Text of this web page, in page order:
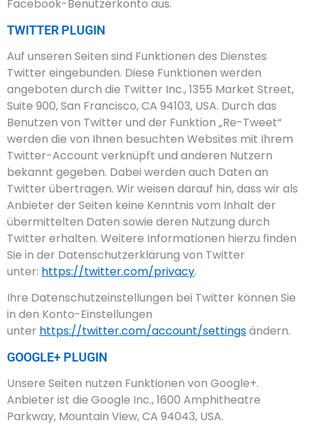
Facebook-Benutzerkonto aus.
TWITTER PLUGIN
Auf unseren Seiten sind Funktionen des Dienstes
Twitter eingebunden. Diese Funktionen werden
angeboten durch die Twitter Inc., 1355 Market Street,
Suite 900, San Francisco, CA 94103, USA. Durch das
Benutzen von Twitter und der Funktion „Re-Tweet“
werden die von Ihnen besuchten Websites mit Ihrem
Twitter-Account verknüpft und anderen Nutzern
bekannt gegeben. Dabei werden auch Daten an
Twitter übertragen. Wir weisen darauf hin, dass wir als
Anbieter der Seiten keine Kenntnis vom Inhalt der
übermittelten Daten sowie deren Nutzung durch
Twitter erhalten. Weitere Informationen hierzu finden
Sie in der Datenschutzerklärung von Twitter
unter: https://twitter.com/privacy.
Ihre Datenschutzeinstellungen bei Twitter können Sie
in den Konto-Einstellungen
unter https://twitter.com/account/settingsändern.
GOOGLE+ PLUGIN
Unsere Seiten nutzen Funktionen von Google+.
Anbieter ist die Google Inc., 1600 Amphitheatre
Parkway, Mountain View, CA 94043, USA.